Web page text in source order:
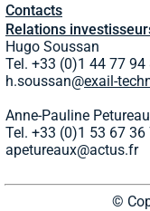
Contacts
Relations
Hugo Soussan
Tel. +33 (0)1 44 77 94
h.soussan@exail-
Anne-Pauline
Tel. +33 (0)1 53 67 36
apetureaux@actus.fr
©